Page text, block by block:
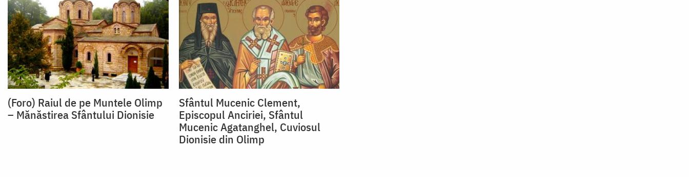
(Foro) Raiul de pe Muntele Olimp
– Mănăstirea Sfântului Dionisie
Sfântul Mucenic Clement,
Episcopul Anciriei, Sfântul
Mucenic Agatanghel, Cuviosul
Dionisie din Olimp